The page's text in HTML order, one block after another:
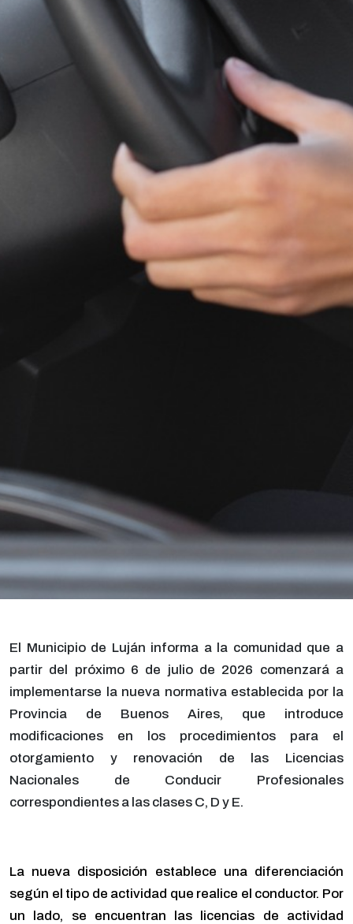
El Municipio de Luján informa a la comunidad que a
partir del próximo 6 de julio de 2026 comenzará a
implementarse la nueva normativa establecida por la
Provincia de Buenos Aires, que introduce
modificaciones en los procedimientos para el
otorgamiento y renovación de las Licencias
Nacionales de Conducir Profesionales
correspondientes a las clases C, D y E.
La nueva disposición establece una diferenciación
según el tipo de actividad que realice el conductor. Por
un lado, se encuentran las licencias de actividad